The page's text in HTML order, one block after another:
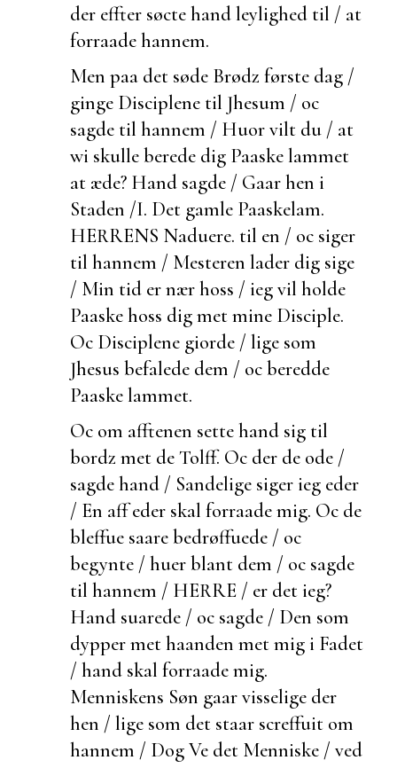
der effter søcte hand leylighed til / at
forraade hannem.
Men paa det søde Brødz første dag /
ginge Disciplene til Jhesum / oc
sagde til hannem / Huorvilt du / at
wi skulleberede dig Paaske lammet
at æde? Hand sagde / Gaar hen i
Staden /I. Det gamle Paaskelam.
HERRENS Naduere. til en / oc siger
til hannem / Mesteren lader dig sige
/ Min tid er nær hoss / ieg vil holde
Paaske hoss dig met mine Disciple.
Oc Disciplene giorde / lige som
Jhesus befalede dem / oc beredde
Paaske lammet.
Oc om afftenen sette hand sig til
bordz met de Tolff. Oc der de ode /
sagde hand / Sandelige siger ieg eder
/ En aff eder skal forraade mig. Oc de
bleffue saare bedrøffuede / oc
begynte / huer blant dem / oc sagde
til hannem / HERRE / er det ieg?
Hand suarede / oc sagde / Den som
dypper met haanden met mig i Fadet
/ hand skal forraade mig.
Menniskens Søn gaar visselige der
hen / lige som det staar screffuit om
hannem / Dog Ve det Menniske / ved